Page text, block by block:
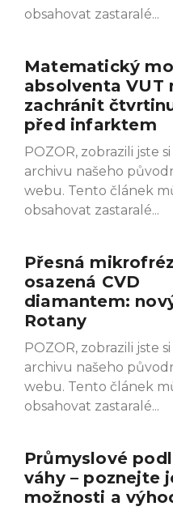
obsahovat zastaralé
Matematický
absolventa VUT
zachránit
před infarktem
POZOR, zobrazili jste
archivu našeho
webu. Tento článek
obsahovat zastaralé
Přesná
osazená CVD
diamantem:
Rotany
POZOR, zobrazili jste
archivu našeho
webu. Tento článek
obsahovat zastaralé
Průmyslové
váhy – poznejte
možnosti a